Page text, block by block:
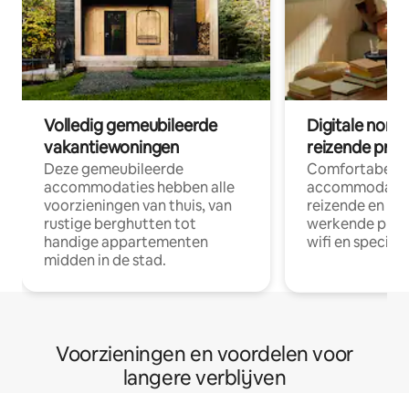
Volledig gemeubileerde
vakantiewoningen
Deze gemeubileerde
accommodaties hebben alle
voorzieningen van thuis, van
rustige berghutten tot
handige appartementen
midden in de stad.
Digitale
reizende
Comfortabele
reizende en
werkende
wifi en
Voorzieningen en voordelen voor
langere verblijven